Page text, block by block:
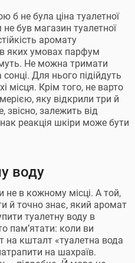
б не була ціна туалетної
був магазин туалетної
аромату
яких умовах парфум
Не можна тримати
Для нього підійдуть
місця. Крім того, не варто
яку відкрили три й
звісно, залежить від
реакція шкіри може бути
воду
не в кожному місці. А той,
й точно знає, який аромат
туалетну воду в
пам’ятати: коли ви
на кшталт «туалетна вода
на шахраїв.